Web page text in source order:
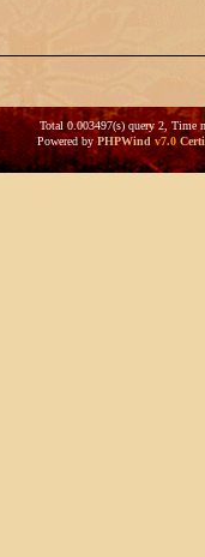
Total 0.003497(s) query 2, Time
Powered byPHPWind v7.0